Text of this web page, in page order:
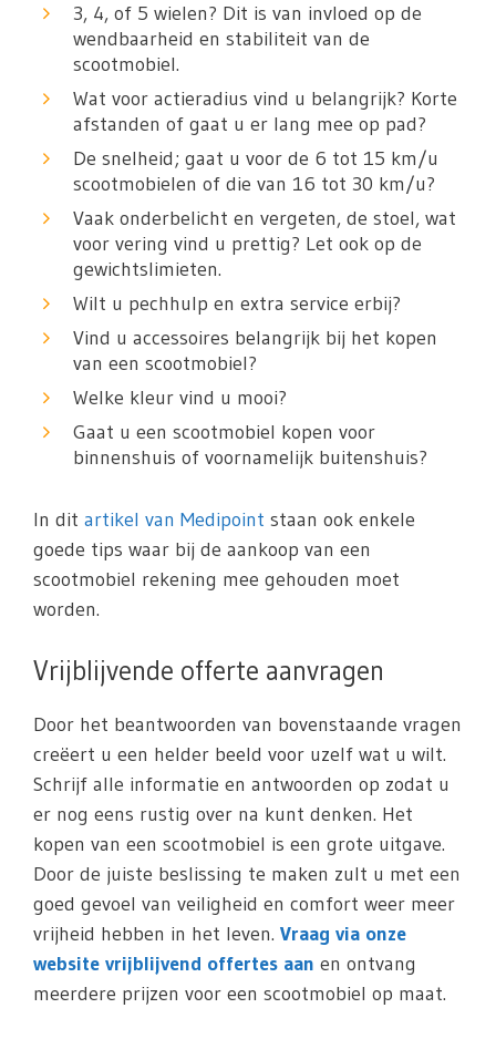
3, 4, of 5 wielen? Dit is van invloed op de
wendbaarheid en stabiliteit van de
scootmobiel.
Wat voor actieradius vind u belangrijk? Korte
afstanden of gaat u er lang mee op pad?
De snelheid; gaat u voor de 6 tot 15 km/u
scootmobielen of die van 16 tot 30 km/u?
Vaak onderbelicht en vergeten, de stoel, wat
voor vering vind u prettig? Let ook op de
gewichtslimieten.
Wilt u pechhulp en extra service erbij?
Vind u accessoires belangrijk bij het kopen
van een scootmobiel?
Welke kleur vind u mooi?
Gaat u een scootmobiel kopen voor
binnenshuis of voornamelijk buitenshuis?
In dit artikel van Medipoint staan ook enkele
goede tips waar bij de aankoop van een
scootmobiel rekening mee gehouden moet
worden.
Vrijblijvende offerte aanvragen
Door het beantwoorden van bovenstaande vragen
creëert u een helder beeld voor uzelf wat u wilt.
Schrijf alle informatie en antwoorden op zodat u
er nog eens rustig over na kunt denken. Het
kopen van een scootmobiel is een grote uitgave.
Door de juiste beslissing te maken zult u met een
goed gevoel van veiligheid en comfort weer meer
vrijheid hebben in het leven. Vraag via onze
website vrijblijvend offertes aan en ontvang
meerdere prijzen voor een scootmobiel op maat.